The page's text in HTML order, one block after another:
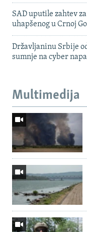
SAD uputile zahtev
uhapšenog u Crnoj
Državljaninu Srbije
sumnje na cyber
Multimedija